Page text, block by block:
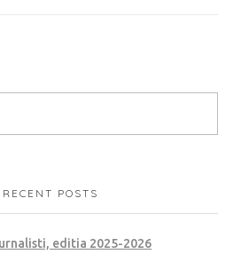
RECENT POSTS
editia 2025-2026